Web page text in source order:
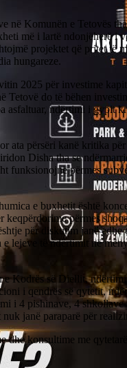
në Komunën e Tetovës
më i lartë ndonjëherë i
projektet që pritet të
hungareze.
2025 për investime
Tetovë do të bëhen
asfaltuar, ndërtimi i gypit
ata përsëri kanë kritika
Disha tha se
funksionojnë përmes
e buxhetit është
përmes
për diskutim janë edhe
lejeve të ndërtimit në
Kodrës së Diellit,
i qendrës së qytetit,
i 4 pishinave, 4 shkollave
janë paraparë për
konsultime me